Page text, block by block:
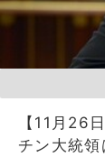
【11月26
チン大統